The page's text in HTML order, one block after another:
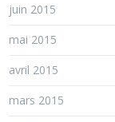
juin 2015
mai 2015
avril 2015
mars 2015